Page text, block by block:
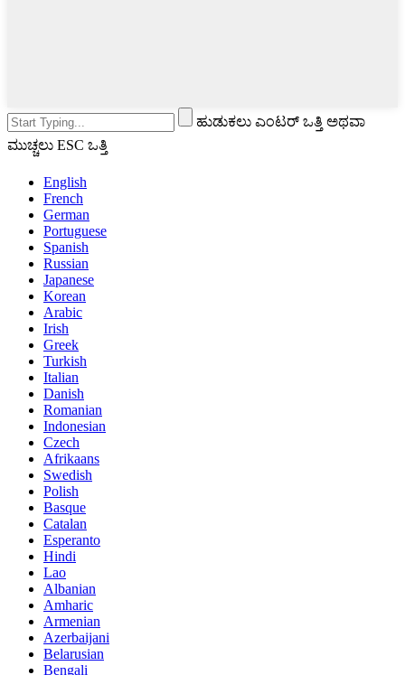
ಹುಡುಕಲು ಎಂಟರ್ ಒತ್ತಿ ಅಥವಾ
ಮುಚ್ಚಲು ESC ಒತ್ತಿ
English
French
German
Portuguese
Spanish
Russian
Japanese
Korean
Arabic
Irish
Greek
Turkish
Italian
Danish
Romanian
Indonesian
Czech
Afrikaans
Swedish
Polish
Basque
Catalan
Esperanto
Hindi
Lao
Albanian
Amharic
Armenian
Azerbaijani
Belarusian
Bengali